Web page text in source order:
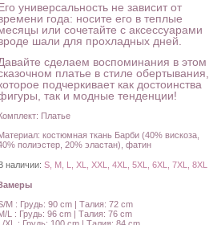
универсальность не зависит от
года: носите его в теплые
или сочетайте с аксессуарами
шали для прохладных дней.
сделаем воспоминания в этом
платье в стиле обертывания,
подчеркивает как достоинства
так и модные тенденции!
Платье
костюмная ткань Барби (40% вискоза,
полиэстер, 20% эластан), фатин
наличии: S, M, L, XL, XXL, 4XL, 5XL, 6XL, 7XL, 8XL
M : Грудь: 90 cm | Талия: 72 cm
L : Грудь: 96 cm | Талия: 76 cm